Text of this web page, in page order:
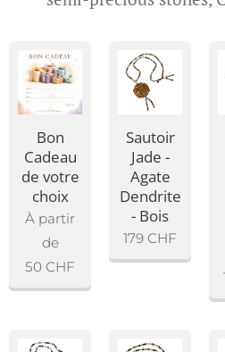
Bon
Cadeau
de votre
choix
À partir
de
50 CHF
Sautoir
Jade -
Agate
Dendrite
- Bois
179 CHF